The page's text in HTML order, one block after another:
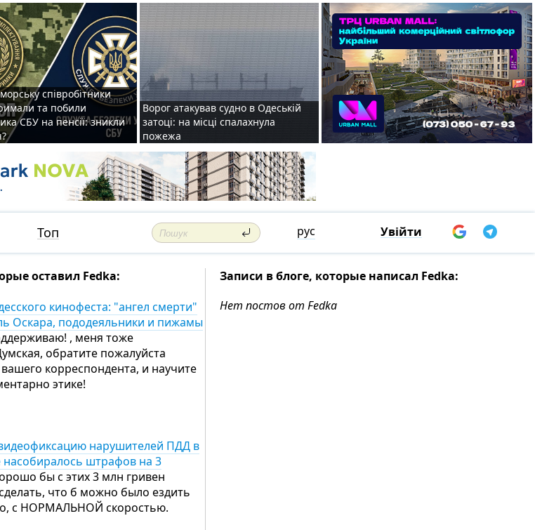
співробітники
та побили
СБУ на пенсії: зникли
Ворог атакував судно в Одеській
затоці: на місці спалахнула
пожежа
Топ рус Увійти
оставил Fedka:
кинофеста: "ангел смерти"
Оскара, пододеяльники и пижамы
, меня тоже
обратите пожалуйста
корреспондента, и научите
этике!
нарушителей ПДД в
насобиралось штрафов на 3
бы с этих 3 млн гривен
что б можно было ездить
с НОРМАЛЬНОЙ скоростью.
Записи в блоге, которые написал Fedka:
Нет постов от Fedka